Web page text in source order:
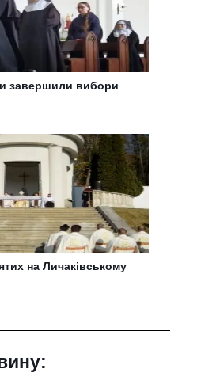
завершили вибори
на Личаківському